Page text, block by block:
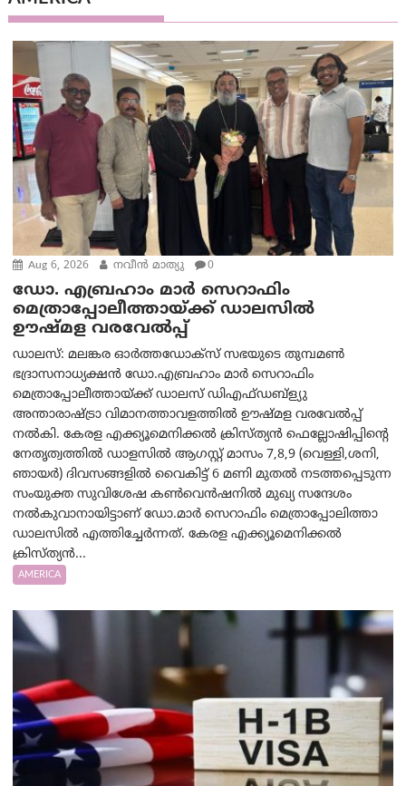
Aug 6, 2026 നവീൻ മാത്യു 0
ഡോ. എബ്രഹാം മാർ സെറാഫിം
മെത്രാപ്പോലീത്തായ്ക്ക് ഡാലസിൽ
ഊഷ്മള വരവേൽപ്പ്
ഡാലസ്: മലങ്കര ഓർത്തഡോക്സ് സഭയുടെ തുമ്പമൺ
ഭദ്രാസനാധ്യക്ഷൻ ഡോ.എബ്രഹാം മാർ സെറാഫിം
മെത്രാപ്പോലീത്തായ്ക്ക് ഡാലസ് ഡിഎഫ്ഡബ്ള്യു
അന്താരാഷ്ട്രാ വിമാനത്താവളത്തിൽ ഊഷ്മള വരവേൽപ്പ്
നൽകി. കേരള എക്ക്യൂമെനിക്കൽ ക്രിസ്ത്യൻ ഫെല്ലോഷിപ്പിന്റെ
നേതൃത്വത്തിൽ ഡാളസിൽ ആഗസ്റ്റ് മാസം 7,8,9 (വെള്ളി,ശനി,
ഞായർ) ദിവസങ്ങളിൽ വൈകിട്ട് 6 മണി മുതൽ നടത്തപ്പെടുന്ന
സംയുക്ത സുവിശേഷ കൺവെൻഷനിൽ മുഖ്യ സന്ദേശം
നൽകുവാനായിട്ടാണ് ഡോ.മാർ സെറാഫിം മെത്രാപ്പോലിത്താ
ഡാലസിൽ എത്തിച്ചേർന്നത്. കേരള എക്ക്യൂമെനിക്കൽ
ക്രിസ്ത്യൻ...
AMERICA